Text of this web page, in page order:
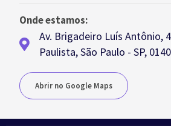
Onde estamos:
Av. Brigadeiro Luís Antônio,
Paulista, São Paulo - SP,
Abrir no Google Maps